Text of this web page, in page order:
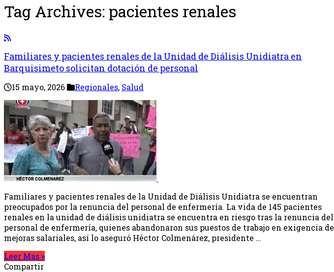
Tag Archives: pacientes renales
Familiares y pacientes renales de la Unidad de Diálisis Unidiatra en
Barquisimeto solicitan dotación de personal
15 mayo, 2026 Regionales, Salud
Familiares y pacientes renales de la Unidad de Diálisis Unidiatra se encuentran
preocupados por la renuncia del personal de enfermería. La vida de 145 pacientes
renales en la unidad de diálisis unidiatra se encuentra en riesgo tras la renuncia del
personal de enfermería, quienes abandonaron sus puestos de trabajo en exigencia de
mejoras salariales, así lo aseguró Héctor Colmenárez, presidente …
Leer Mas »
Compartir